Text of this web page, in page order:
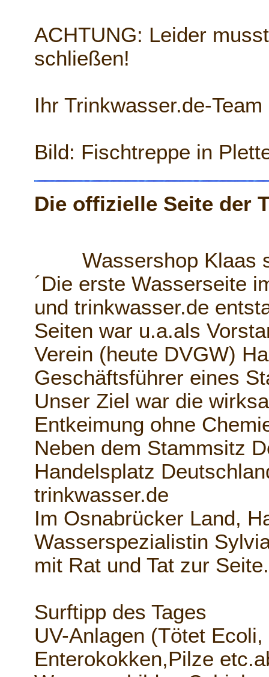
ACHTUNG: Leider
schließen!
Ihr Trinkwasser.de-Team
Bild: Fischtreppe in
Die offizielle Seite der
Wassershop Klaas
´Die erste Wasserseite
und trinkwasser.de
Seiten war u.a.als
Verein (heute DVGW)
Geschäftsführer eines
Unser Ziel war die
Entkeimung ohne
Neben dem Stammsitz
Handelsplatz
trinkwasser.de
Im Osnabrücker Land,
Wasserspezialistin
mit Rat und Tat zur
Surftipp des Tages
UV-Anlagen (Tötet
Enterokokken,Pilze